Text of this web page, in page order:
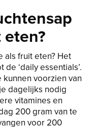
als fruit eten? Het
‘daily essentials’.
voorzien van
dagelijks nodig
vitamines en
200 gram van te
voor 200